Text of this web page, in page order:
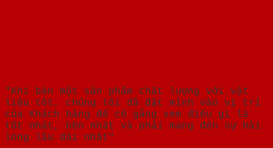
"Khi bán một sản phẩm chất lượng với vật
liệu tốt, chúng tôi đã đặt mình vào vị trí
của Khách hàng để cố gắng xem điều gì là
tốt nhất, bền nhất và phải mang đến sự hài
lòng lâu dài nhất"